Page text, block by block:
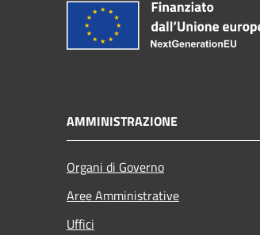
AMMINISTRAZIONE
Organi di Governo
Aree Amministrative
Uffici